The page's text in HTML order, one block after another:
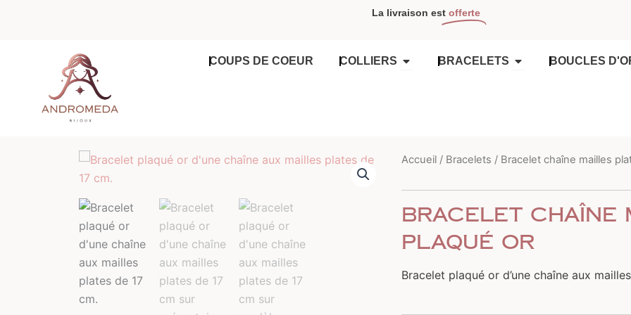
La livraison est offerte
COUPS DE COEUR COLLIERS OUVRIR COLLIERS
BRACELETS OUVRIR BRACELETS
BOUCLES
Accueil / Bracelets / Bracelet chaîne mailles
Bracelet chaîne
plaqué or
Bracelet plaqué or d’une chaîne aux